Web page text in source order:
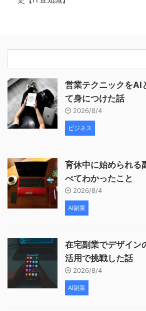
営業テクニックをAI
て身につけた話
2026/8/4
ビジネス
育休中に始められる
べてわかったこと
2026/8/4
AI副業
在宅副業でデザイン
活用で挑戦した話
2026/8/4
AI副業